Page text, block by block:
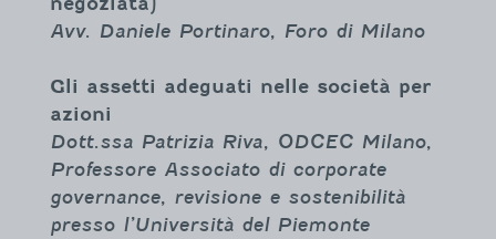
Avv. Daniele Portinaro, Foro di Milano
Gli assetti adeguati nelle società per
azioni
Dott.ssa Patrizia Riva, ODCEC Milano,
Professore Associato di corporate
governance, revisione e sostenibilità
presso l’Università del Piemonte